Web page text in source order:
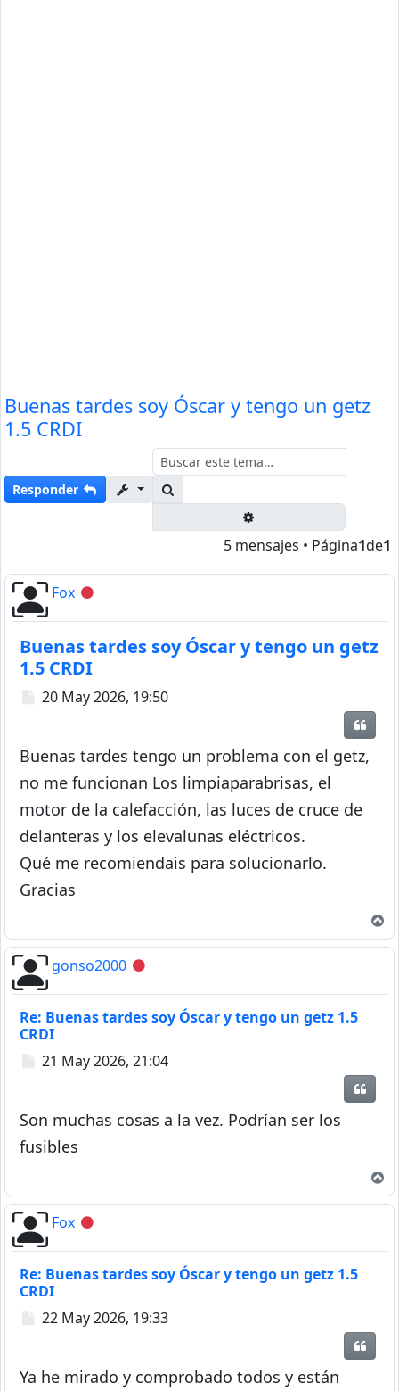
Buenas tardes soy Óscar y tengo un getz
1.5 CRDI
Responder
5 mensajes • Página1de1
Fox Desconectado
Buenas tardes soy Óscar y tengo un getz
1.5 CRDI
Mensaje
20 May 2026, 19:50
Buenas tardes tengo un problema con el getz,
no me funcionan Los limpiaparabrisas, el
motor de la calefacción, las luces de cruce de
delanteras y los elevalunas eléctricos.
Qué me recomiendais para solucionarlo.
Gracias
gonso2000 Desconectado
Re: Buenas tardes soy Óscar y tengo un getz 1.5
CRDI
Mensaje
21 May 2026, 21:04
Son muchas cosas a la vez. Podrían ser los
fusibles
Fox Desconectado
Re: Buenas tardes soy Óscar y tengo un getz 1.5
CRDI
Mensaje
22 May 2026, 19:33
Ya he mirado y comprobado todos y están